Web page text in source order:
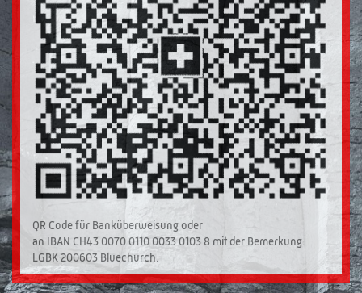
QR Code für Banküberweisung oder
an IBAN CH43 0070 0110 0033 0103 8 mit der Bemerkung:
LGBK 200603 Bluechurch.